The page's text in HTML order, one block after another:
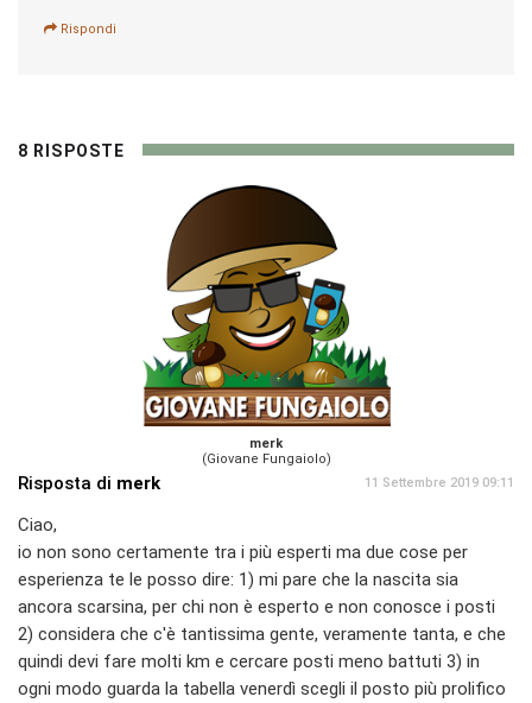
Rispondi
8 RISPOSTE
merk
(Giovane Fungaiolo)
Risposta di merk 11 Settembre 2019 09:11
Ciao,
io non sono certamente tra i più esperti ma due cose per
esperienza te le posso dire: 1) mi pare che la nascita sia
ancora scarsina, per chi non è esperto e non conosce i posti
2) considera che c'è tantissima gente, veramente tanta, e che
quindi devi fare molti km e cercare posti meno battuti 3) in
ogni modo guarda la tabella venerdì scegli il posto più prolifico